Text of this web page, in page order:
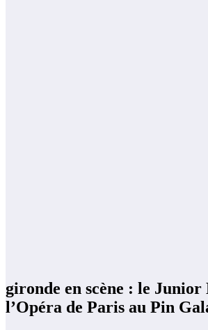
gironde en scène : le Junior
l’Opéra de Paris au Pin